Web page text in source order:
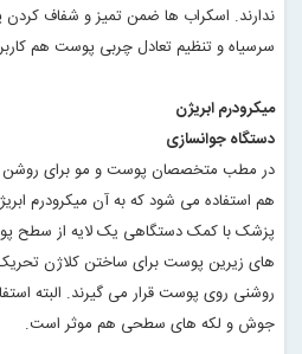
ندارند. اسکراب ها ضمن تمیز و شفاف
سرسیاه و تنظیم تعادل چربی پوست هم
میکرودرم ابریژن
دستگاه جوانسازی
در مطب متخصصان پوست و مو برای روشن
هم استفاده می شود که به آن میکرودرم
پزشک با کمک دستگاهی یک لایه از سطح
های زیرین پوست برای ساختن کلاژن
روشنی روی پوست قرار می گیرند. البته
جوش و لکه های سطحی هم موثر است.